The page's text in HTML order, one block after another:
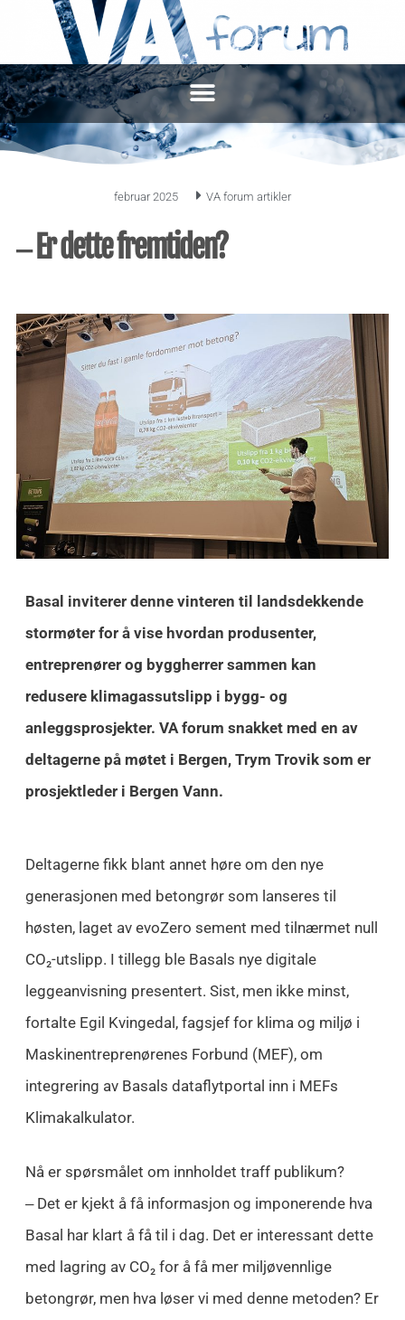
februar 2025 VA forum artikler
‒ Er dette fremtiden?
Basal inviterer denne vinteren til landsdekkende
stormøter for å vise hvordan produsenter,
entreprenører og byggherrer sammen kan
redusere klimagassutslipp i bygg- og
anleggsprosjekter. VA forum snakket med en av
deltagerne på møtet i Bergen, Trym Trovik som er
prosjektleder i Bergen Vann.
Deltagerne fikk blant annet høre om den nye
generasjonen med betongrør som lanseres til
høsten, laget av evoZero sement med tilnærmet null
CO₂-utslipp. I tillegg ble Basals nye digitale
leggeanvisning presentert. Sist, men ikke minst,
fortalte Egil Kvingedal, fagsjef for klima og miljø i
Maskinentreprenørenes Forbund (MEF), om
integrering av Basals dataflytportal inn i MEFs
Klimakalkulator.
Nå er spørsmålet om innholdet traff publikum?
‒ Det er kjekt å få informasjon og imponerende hva
Basal har klart å få til i dag. Det er interessant dette
med lagring av CO₂ for å få mer miljøvennlige
betongrør, men hva løser vi med denne metoden? Er